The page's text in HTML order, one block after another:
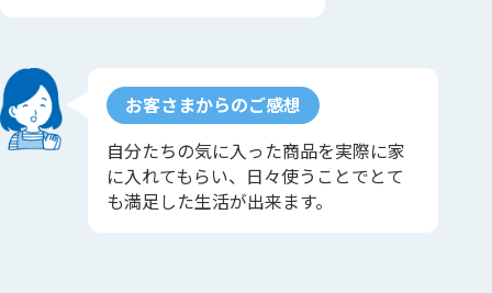
お客さまからのご感想
自分たちの気に入った商品を実際に家
に入れてもらい、日々使うことでとて
も満足した生活が出来ます。